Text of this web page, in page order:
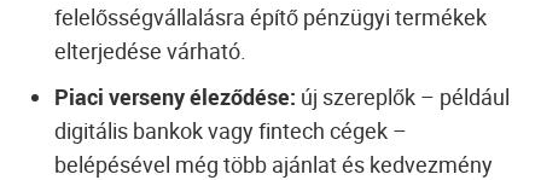
felelősségvállalásra építő pénzügyi termékek
elterjedése várható.
Piaci verseny éleződése: új szereplők – például
digitális bankok vagy fintech cégek –
belépésével még több ajánlat és kedvezmény